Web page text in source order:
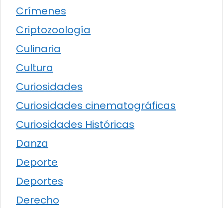
Crímenes
Criptozoología
Culinaria
Cultura
Curiosidades
Curiosidades cinematográficas
Curiosidades Históricas
Danza
Deporte
Deportes
Derecho